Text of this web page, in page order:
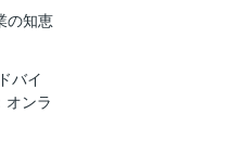
の知恵
バイ
オンラ